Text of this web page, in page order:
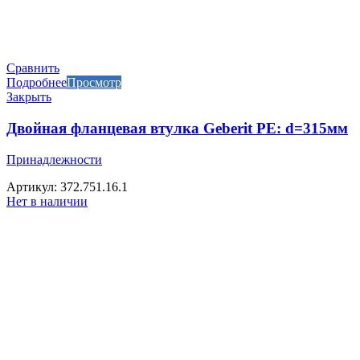
Сравнить
ПодробнееПросмотр
Закрыть
Двойная фланцевая втулка Geberit PE: d=315мм
Принадлежности
Артикул: 372.751.16.1
Нет в наличии